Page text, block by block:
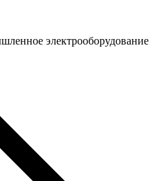
электрооборудование